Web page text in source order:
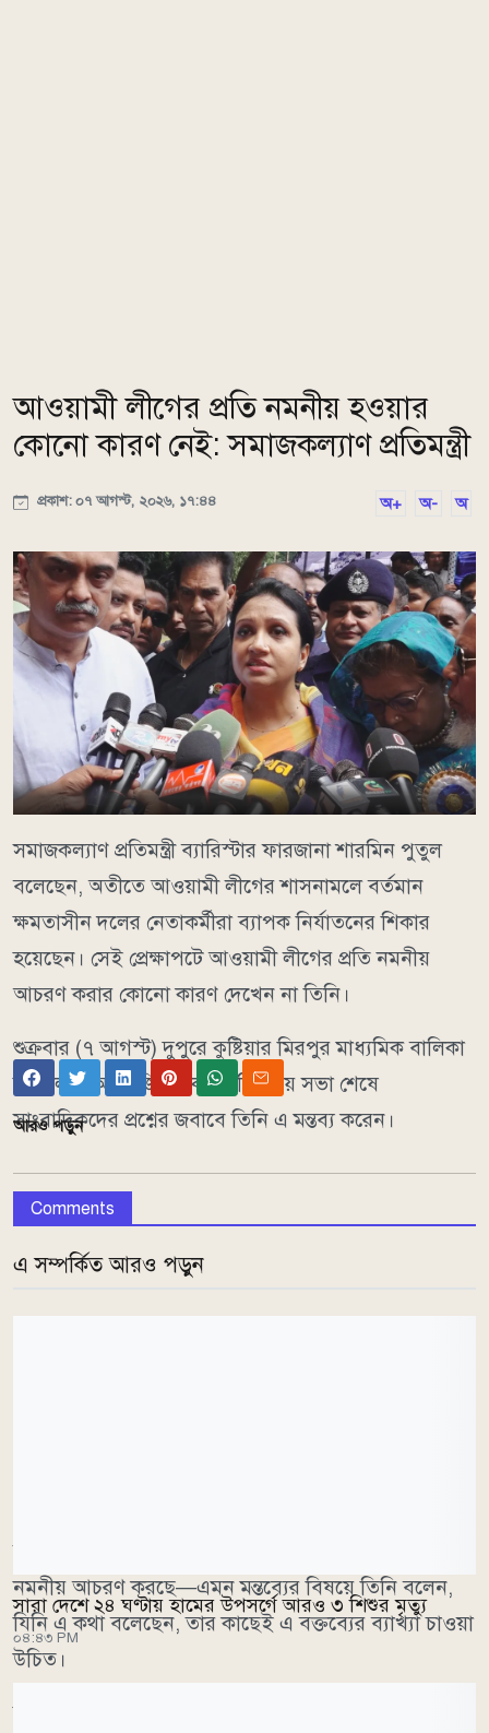
আওয়ামী লীগের প্রতি নমনীয় হওয়ার
কোনো কারণ নেই: সমাজকল্যাণ প্রতিমন্ত্রী
প্রকাশ: ০৭ আগস্ট, ২০২৬, ১৭:৪৪ অ+ অ- অ
সমাজকল্যাণ প্রতিমন্ত্রী ব্যারিস্টার ফারজানা শারমিন পুতুল
বলেছেন, অতীতে আওয়ামী লীগের শাসনামলে বর্তমান
ক্ষমতাসীন দলের নেতাকর্মীরা ব্যাপক নির্যাতনের শিকার
হয়েছেন। সেই প্রেক্ষাপটে আওয়ামী লীগের প্রতি নমনীয়
আচরণ করার কোনো কারণ দেখেন না তিনি।
শুক্রবার (৭ আগস্ট) দুপুরে কুষ্টিয়ার মিরপুর মাধ্যমিক বালিকা
বিদ্যালয়ে আয়োজিত এক মতবিনিময় সভা শেষে
সাংবাদিকদের প্রশ্নের জবাবে তিনি এ মন্তব্য করেন।
নমনীয় আচরণ করছে—এমন মন্তব্যের বিষয়ে তিনি বলেন,
যিনি এ কথা বলেছেন, তার কাছেই এ বক্তব্যের ব্যাখ্যা চাওয়া
উচিত।
আরও পড়ুন
Comments
এ সম্পর্কিত আরও পড়ুন
সারা দেশে ২৪ ঘণ্টায় হামের উপসর্গে আরও ৩ শিশুর মৃত্যু
০৪:৪৩ PM